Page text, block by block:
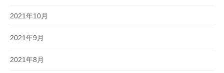
2021年10月
2021年9月
2021年8月